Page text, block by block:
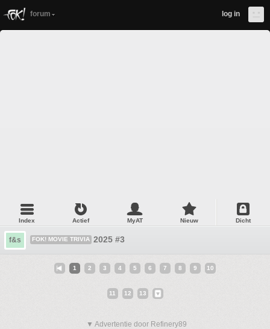
forum log in
Index Actief MyAT Nieuw Dicht
f&s FOK! MOVIE TRIVIA 2025 #3
1 2 3 4 5 6 7 8 9 10
11 12 13
▼ Advertentie door Refinery89